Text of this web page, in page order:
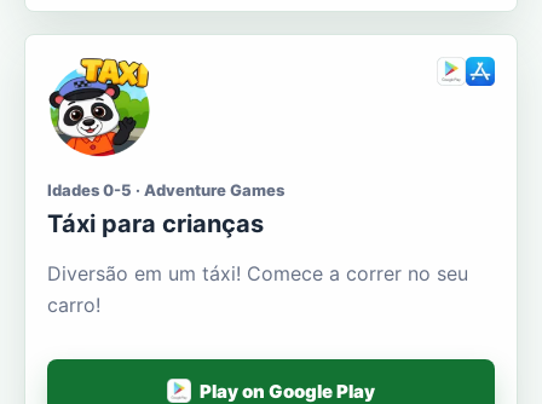
Idades 0-5 · Adventure Games
Táxi para crianças
Diversão em um táxi! Comece a correr no seu
carro!
Play on Google Play